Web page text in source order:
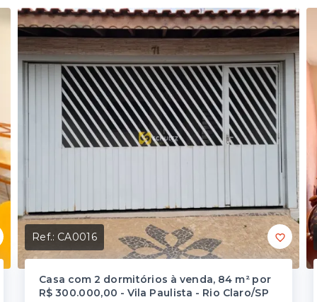
Ref.: CA0016
Casa com 2 dormitórios à venda, 84 m² por
R$ 300.000,00 - Vila Paulista - Rio Claro/SP